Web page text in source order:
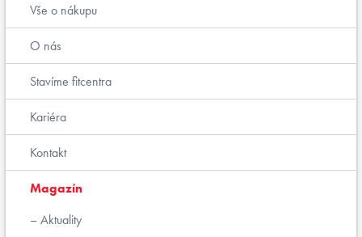
Vše o nákupu
O nás
Stavíme fitcentra
Kariéra
Kontakt
Magazín
Aktuality